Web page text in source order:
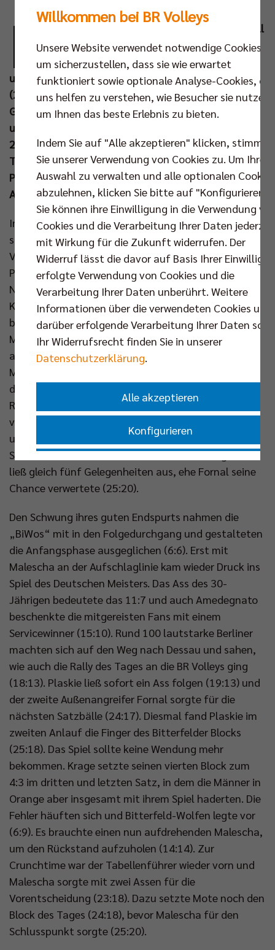
D
as BR Volleys Team hält sich in der Volleyball
Bundesliga weiter schadlos. Auch am 19.
Spieltag gaben sich die Berliner keine Blöße
und gewannen beim VC Bitterfeld-Wolfen mit 3:0
(25:20, 25:18, 25:20). Für das Match waren die
Gastgeber extra in die Anhalt Arena Dessau
umgezogen und freuten sich über den Besuch von
2.013 Zuschauern. MVP wurde an diesem Tag
Topscorer Daniel Malescha, der bei seinem 17
Punkten auch vier Asse zum ungefährdeten
Auswärtssieg beisteuerte.
In der sehr gut gefüllten Anhalt Arena von Dessau
stand ein einmal komplett umgekrempeltes BR
Volleys Team auf der Platte. Jan Fornal, Simon
Plaskie, Daniel Malescha, Djifa Amedegnato,
Nehemiah Mote, Florian Krage und Libero Adam
Kowalski durften gegen den Tabellenvorletzten
beginnen. Berlins Zuspieler Amedegnato setzte mit
Mote direkt den ersten Doppelblock und mit Plaskie
am Service kamen die Hauptstädter sehr gut ins
Match (9:2). Zur Freude des Heimpublikums wurden
die Gastgeber anschließend besser und konnten den
Rückstand nach Aufschlägen von Breitenbach
verkürzen (13:9). Fornal setzte den Block zum 18:11
und nun zogen die BR Volleys das Tempo an. Erst bei
Satzball Berlin wurde man noch einmal fahrig und
ließ gleich fünf Gelegenheiten aus, ehe Fornal seine
Chance verwertete (25:20).
Den Schwung ihres guten Endspurts nahmen die
„BiWos“ mit in den Folgedurchgang und gestalteten
die Anfangsphase ausgeglichen (6:6). Erst mit
Malescha an der Aufschlaglinie kam wieder Druck ins
Spiel des Deutschen Meisters. Das Ass des 30-
Jährigen bedeutete das 11:7 und auch Amedegnato
beschenkte die mitgereisten Fans mit einem
Servicewinner (15:10). Rund 100 lautstarke Berliner
machten sich auf den Weg nach Dessau und sahen,
wie auch die Rally des Tages an die BR Volleys ging
(18:13). Plaskie ließ sofort ein Ass folgen (19:13) und
der zweite Außenangreifer Fornal sorgte für die
nächsten Satzbälle (24:17). Diesmal fand Plaskie im
zweiten Anlauf die Finger des Bitterfelder Blocks
(25:18). Das Spiel sollte keine Wendung mehr
bekommen. Krage setzte seinen vierten Block zum
4:3 im dritten und letzten Satz, in dem die Männer in
Orange aber insgesamt mit ihrem Spiel haderten. Die
Fehler häuften sich und Bitterfeld-Wolfen legte vor
(6:9). Es brauchte einen nun aufdrehenden Malescha,
um den Rückstand aufzuholen (14:14). Zur
Crunchtime war der Tabellenführer wieder vorn und
Malescha sorgte mit zwei Assen für die
Vorentscheidung (23:18). Dazu setzte Mote noch den
Block des Tages (24:18), bevor Malescha für den
Schlusspunkt sorgte (25:20).
Willkommen bei BR Volleys
Unsere Website verwendet notwendige Cookies,
um sicherzustellen, dass sie wie erwartet
funktioniert sowie optionale Analyse-Cookies, die
uns helfen zu verstehen, wie Besucher sie nutzen,
um Ihnen das beste Erlebnis zu bieten.
Indem Sie auf "Alle akzeptieren" klicken, stimmen
Sie unserer Verwendung von Cookies zu. Um Ihre
Auswahl zu verwalten und alle optionalen Cookies
abzulehnen, klicken Sie bitte auf "Konfigurieren".
Sie können ihre Einwilligung in die Verwendung
Cookies und die Verarbeitung Ihrer Daten
mit Wirkung für die Zukunft widerrufen. Der
Widerruf lässt die davor auf Basis Ihrer
erfolgte Verwendung von Cookies und die
Verarbeitung Ihrer Daten unberührt. Weitere
Informationen über die verwendeten Cookies und
darüber erfolgende Verarbeitung Ihrer Daten
Ihr Widerrufsrecht finden Sie in unserer
Datenschutzerklärung
Alle akzeptieren
Konfigurieren
Nur essenzielle Cookies akzeptieren